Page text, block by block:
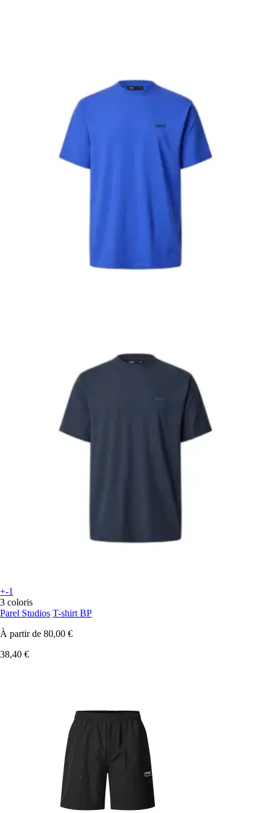
+-1
3 coloris
Parel Studios T-shirt BP
À partir de 80,00 €
38,40 €